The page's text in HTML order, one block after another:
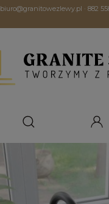
biuro@granitowezlewy.pl · 882